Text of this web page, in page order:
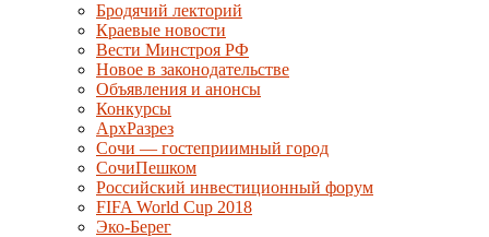
Бродячий лекторий
Краевые новости
Вести Минстроя РФ
Новое в законодательстве
Объявления и анонсы
Конкурсы
АрхРазрез
Сочи — гостеприимный город
СочиПешком
Российский инвестиционный форум
FIFA World Cup 2018
Эко-Берег